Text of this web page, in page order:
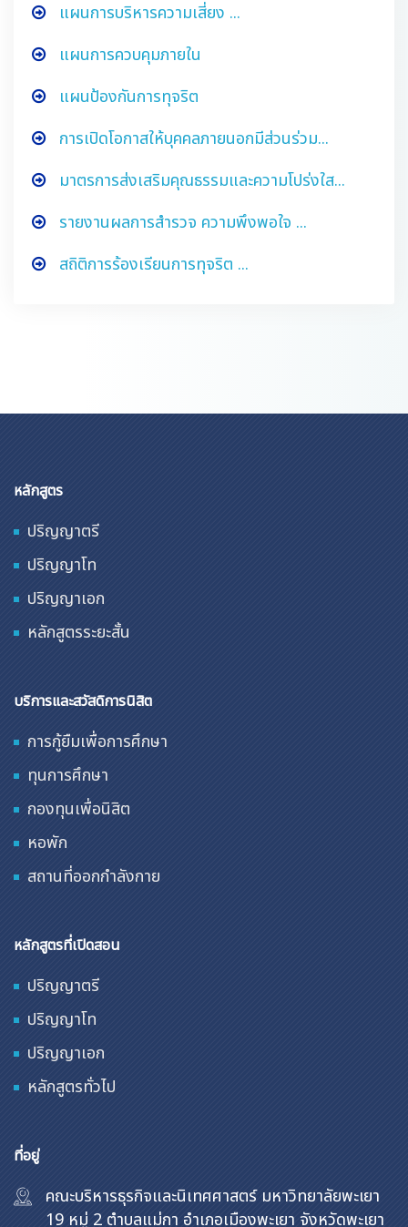
แผนการบริหารความเสี่ยง ...
แผนการควบคุมภายใน
แผนป้องกันการทุจริต
การเปิดโอกาสให้บุคคลภายนอกมีส่วนร่วม...
มาตรการส่งเสริมคุณธรรมและความโปร่งใส...
รายงานผลการสำรวจ ความพึงพอใจ ...
สถิติการร้องเรียนการทุจริต ...
หลักสูตร
ปริญญาตรี
ปริญญาโท
ปริญญาเอก
หลักสูตรระยะสั้น
บริการและสวัสดิการนิสิต
การกู้ยืมเพื่อการศึกษา
ทุนการศึกษา
กองทุนเพื่อนิสิต
หอพัก
สถานที่ออกกำลังกาย
หลักสูตรที่เปิดสอน
ปริญญาตรี
ปริญญาโท
ปริญญาเอก
หลักสูตรทั่วไป
ที่อยู่
คณะบริหารธุรกิจและนิเทศศาสตร์ มหาวิทยาลัยพะเยา
19 หมู่ 2 ตำบลแม่กา อำเภอเมืองพะเยา จังหวัดพะเยา